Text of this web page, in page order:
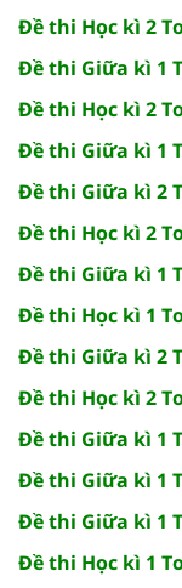
Đề thi Học kì 2
Đề thi Giữa kì 1
Đề thi Học kì 2
Đề thi Giữa kì 1
Đề thi Giữa kì 2
Đề thi Học kì 2
Đề thi Giữa kì 1
Đề thi Học kì 1
Đề thi Giữa kì 2
Đề thi Học kì 2
Đề thi Giữa kì 1
Đề thi Giữa kì 1
Đề thi Giữa kì 1
Đề thi Học kì 1